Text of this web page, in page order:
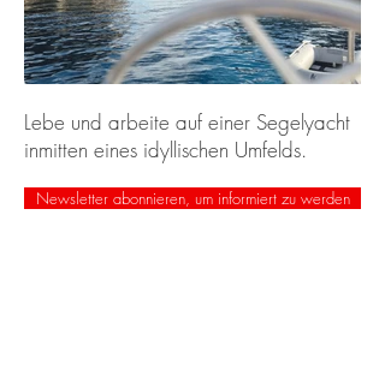
Lebe und arbeite auf einer Segelyacht
inmitten eines idyllischen Umfelds.
Newsletter abonnieren, um informiert zu werden